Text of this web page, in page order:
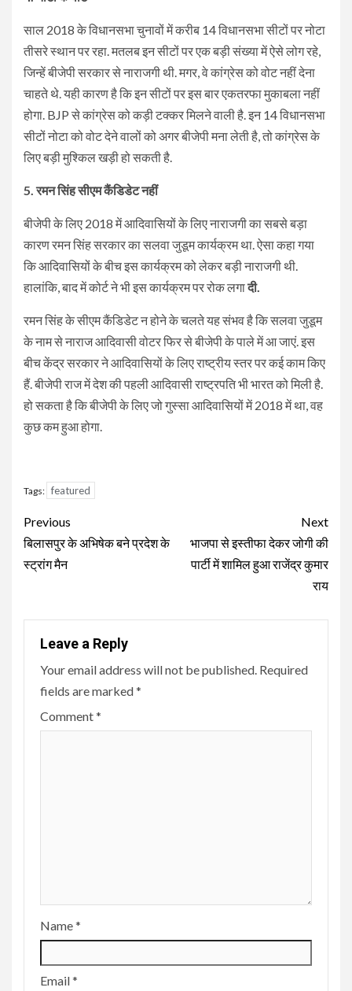
साल 2018 के विधानसभा चुनावों में करीब 14 विधानसभा सीटों पर नोटा
तीसरे स्थान पर रहा. मतलब इन सीटों पर एक बड़ी संख्या में ऐसे लोग रहे,
जिन्हें बीजेपी सरकार से नाराजगी थी. मगर, वे कांग्रेस को वोट नहीं देना
चाहते थे. यही कारण है कि इन सीटों पर इस बार एकतरफा मुकाबला नहीं
होगा. BJP से कांग्रेस को कड़ी टक्कर मिलने वाली है. इन 14 विधानसभा
सीटों नोटा को वोट देने वालों को अगर बीजेपी मना लेती है, तो कांग्रेस के
लिए बड़ी मुश्किल खड़ी हो सकती है.
5. रमन सिंह सीएम कैंडिडेट नहीं
बीजेपी के लिए 2018 में आदिवासियों के लिए नाराजगी का सबसे बड़ा
कारण रमन सिंह सरकार का सलवा जुडूम कार्यक्रम था. ऐसा कहा गया
कि आदिवासियों के बीच इस कार्यक्रम को लेकर बड़ी नाराजगी थी.
हालांकि, बाद में कोर्ट ने भी इस कार्यक्रम पर रोक लगादी.
रमन सिंह के सीएम कैंडिडेट न होने के चलते यह संभव है कि सलवा जुडूम
के नाम से नाराज आदिवासी वोटर फिर से बीजेपी के पाले में आ जाएं. इस
बीच केंद्र सरकार ने आदिवासियों के लिए राष्ट्रीय स्तर पर कई काम किए
हैं. बीजेपी राज में देश की पहली आदिवासी राष्ट्रपति भी भारत को मिली है.
हो सकता है कि बीजेपी के लिए जो गुस्सा आदिवासियों में 2018 में था, वह
कुछ कम हुआ होगा.
Tags: featured
Continue
Reading
Previous
बिलासपुर के अभिषेक बने प्रदेश के
स्ट्रांग मैन
Next
भाजपा से इस्तीफा देकर जोगी की
पार्टी में शामिल हुआ राजेंद्र कुमार
राय
Leave a Reply
Your email address will not be published. Required
fields are marked*
Comment*
Name*
Email*